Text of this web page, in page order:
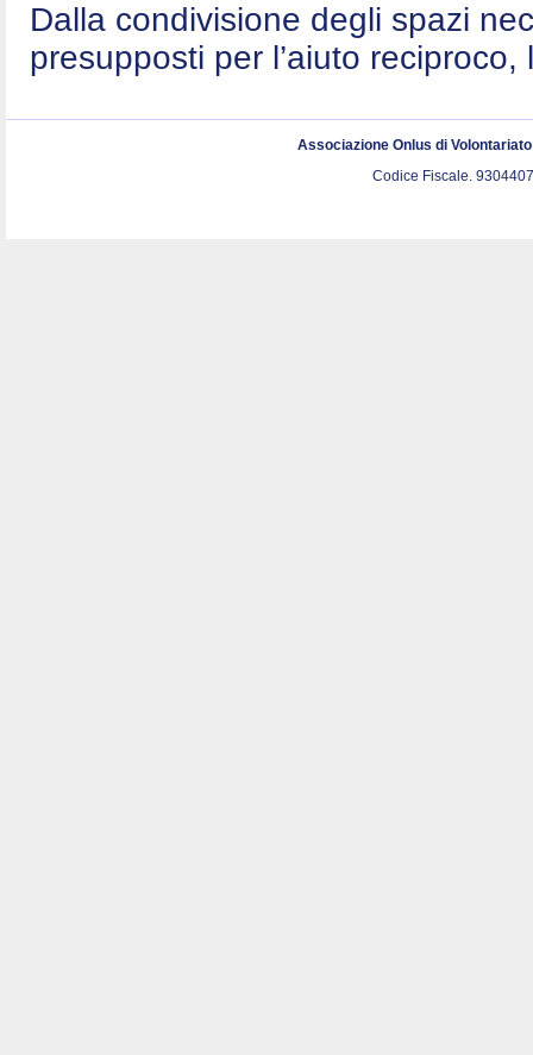
Dalla condivisione degli spazi
presupposti per l’aiuto
Associazione Onlus di
Codice Fiscale.